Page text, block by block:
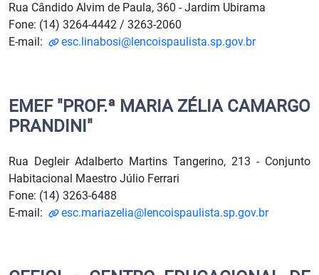
Rua Cândido Alvim de Paula, 360 - Jardim Ubirama
Fone: (14) 3264-4442 / 3263-2060
E-mail:
esc.linabosi@lencoispaulista.sp.gov.br
EMEF "PROF.ª MARIA ZÉLIA CAMARGO
PRANDINI"
Rua Degleir Adalberto Martins Tangerino, 213 - Conjunto
Habitacional Maestro Júlio Ferrari
Fone: (14) 3263-6488
E-mail:
esc.mariazelia@lencoispaulista.sp.gov.br